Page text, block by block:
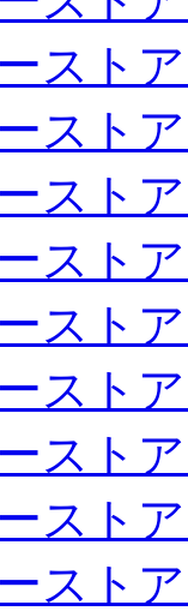
スト
スト
スト
スト
スト
スト
スト
スト
スト